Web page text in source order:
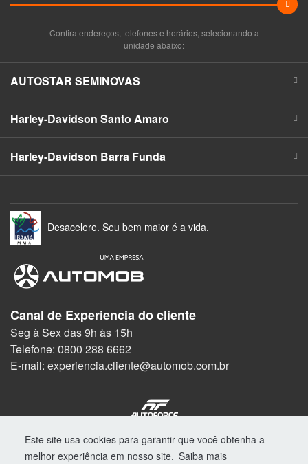
Este site usa cookies para garantir que você obtenha a
melhor experiência em nosso site. Saiba mais
Confira endereços, telefones e horários, selecionando a
unidade abaixo:
AUTOSTAR SEMINOVAS
Harley-Davidson Santo Amaro
Harley-Davidson Barra Funda
Desacelere. Seu bem maior é a vida.
Canal de Experiencia do cliente
Seg à Sex das 9h às 15h
Telefone: 0800 288 6662
E-mail: experiencia.cliente@automob.com.br
AutoForce - Todos os direitos reservados.
Como a Autostar trata os Dados Pessoais (LGPD)